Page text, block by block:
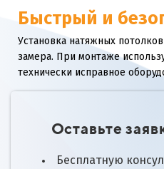
Быстрый и
Установка натяжных
замера. При монтаже
технически исправное
Оставьте
Бесплатную